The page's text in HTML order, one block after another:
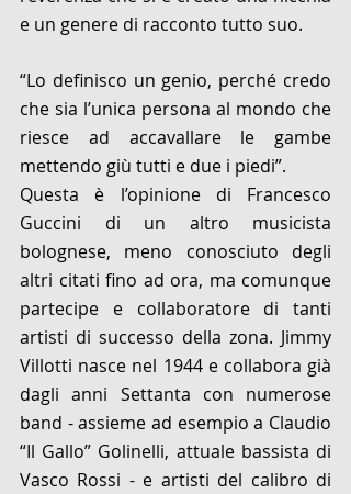
e un genere di racconto tutto suo.
“Lo definisco un genio, perché credo
che sia l’unica persona al mondo che
riesce ad accavallare le gambe
mettendo giù tutti e due i piedi”.
Questa è l’opinione di Francesco
Guccini di un altro musicista
bolognese, meno conosciuto degli
altri citati fino ad ora, ma comunque
partecipe e collaboratore di tanti
artisti di successo della zona. Jimmy
Villotti nasce nel 1944 e collabora già
dagli anni Settanta con numerose
band - assieme ad esempio a Claudio
“Il Gallo” Golinelli, attuale bassista di
Vasco Rossi - e artisti del calibro di